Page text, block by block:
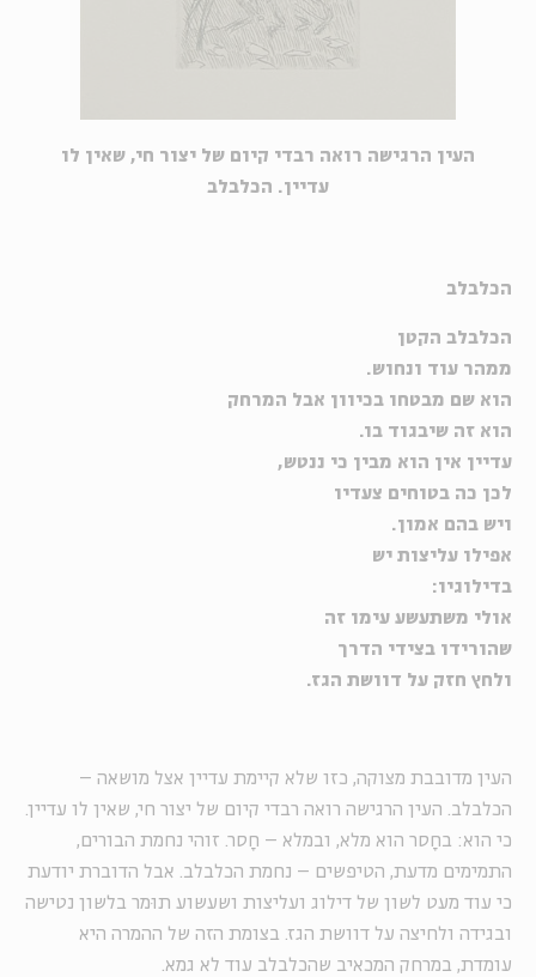
העין הרגישה רואה רבדי קיום של יצור חי, שאין לו
עדיין. הכלבלב
הכלבלב
הכלבלב הקטן
ממהר עוד ונחוש.
הוא שם מבטחו בכיוון אבל המרחק
הוא זה שיבגוד בו.
עדיין אין הוא מבין כי ננטש,
לכן כה בטוחים צעדיו
ויש בהם אמון.
אפילו עליצות יש
בדילוגיו:
אולי משתעשע עימו זה
שהורידו בצידי הדרך
ולחץ חזק על דוושת הגז.
העין מדובבת מצוקה, כזו שלא קיימת עדיין אצל מושאה –
הכלבלב. העין הרגישה רואה רבדי קיום של יצור חי, שאין לו עדיין.
כי הוא: בחָסר הוא מלא, ובמלא – חָסר. זוהי נחמת הבורים,
התמימים מדעת, הטיפשים – נחמת הכלבלב. אבל הדוברת יודעת
כי עוד מעט לשון של דילוג ועליצות ושעשוע תוּמר בלשון נטישה
ובגידה ולחיצה על דוושת הגז. בצומת הזה של ההמרה היא
עומדת, במרחק המכאיב שהכלבלב עוד לא גמא.